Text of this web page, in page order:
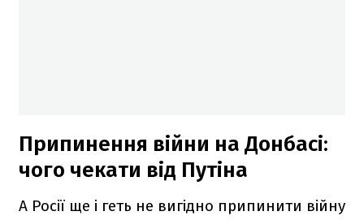
Припинення війни на Донбасі:
чого чекати від Путіна
А Росії ще і геть не вигідно припинити війну